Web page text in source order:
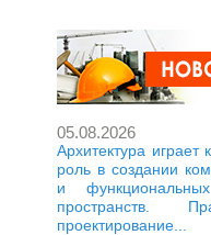
05.08.2026
Архитектура играет
роль в создании
и
пространств.
проектирование...